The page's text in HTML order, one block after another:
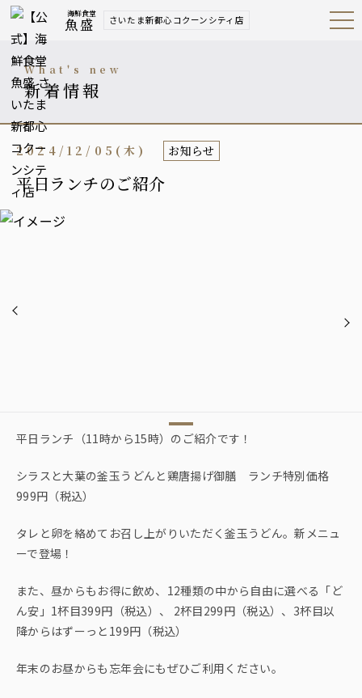
海鮮食堂
魚盛 さいたま新都心コクーンシティ店 Open
Navig
what's new
新着情報
平日ランチのご紹介
2024/12/05(木) お知らせ
平日ランチ（11時から15時）のご紹介です！
シラスと大葉の釜玉うどんと鶏唐揚げ御膳 ランチ特別価格
999円（税込）
タレと卵を絡めてお召し上がりいただく釜玉うどん。新メニュ
ーで登場！
また、昼からもお得に飲め、12種類の中から自由に選べる「ど
ん安」1杯目399円（税込）、 2杯目299円（税込）、3杯目以
降からはずーっと199円（税込）
年末のお昼からも忘年会にもぜひご利用ください。